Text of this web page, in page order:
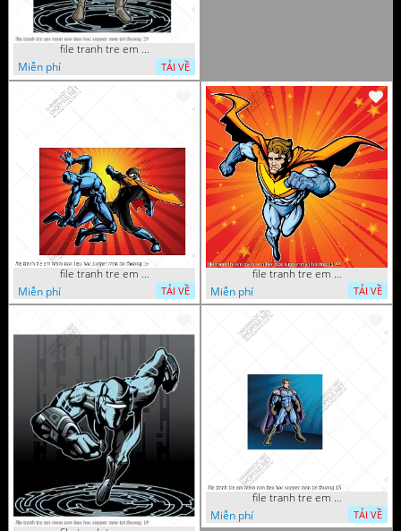
file tranh tre em mam non tieu hoc supper man toi thuong 29
Miễn phí
TẢI VỀ
file tranh tre em mam non tieu hoc supper man toi thuong 26
Miễn phí
TẢI VỀ
file tranh tre em mam non tieu hoc supper man toi thuong 22
Miễn phí
TẢI VỀ
file tranh tre em mam non tieu hoc supper man toi thuong 15
Miễn phí
TẢI VỀ